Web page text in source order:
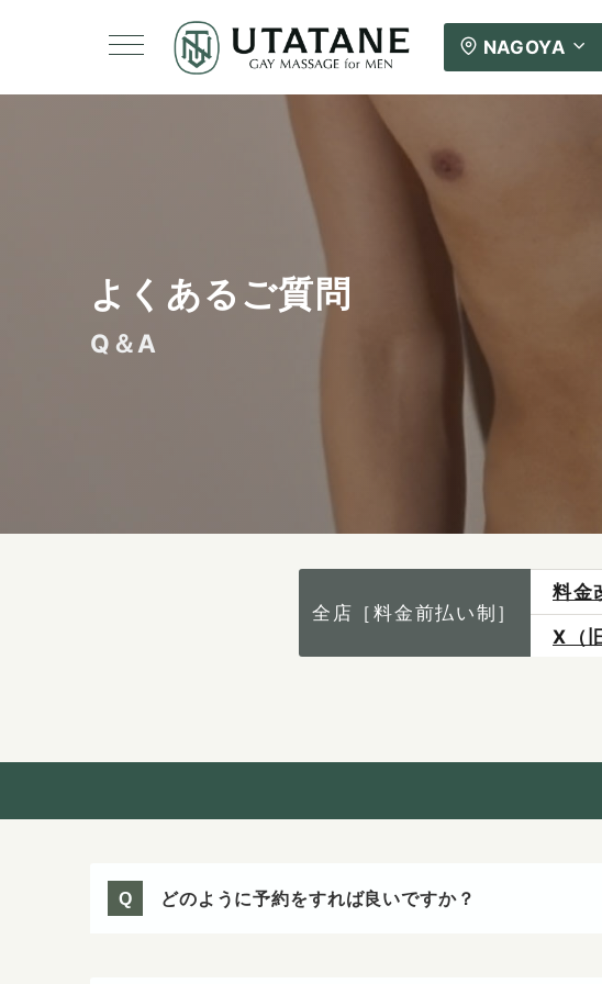
NAGOYA
よくあるご質問
Q＆A
全店［料金前払い制］
料金
X（
感染
Q どのように予約をすれば良いですか？